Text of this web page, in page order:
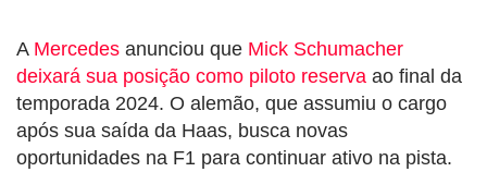
A Mercedes anunciou que Mick Schumacher
deixará sua posição como piloto reserva ao final da
temporada 2024. O alemão, que assumiu o cargo
após sua saída da Haas, busca novas
oportunidades na F1 para continuar ativo na pista.